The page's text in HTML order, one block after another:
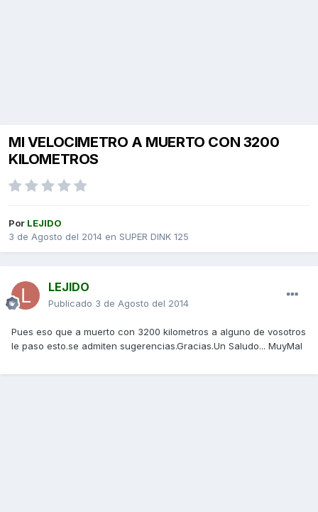
MI VELOCIMETRO A MUERTO CON 3200
KILOMETROS
Por LEJIDO
3 de Agosto del 2014 en SUPER DINK 125
LEJIDO
Publicado 3 de Agosto del 2014
Pues eso que a muerto con 3200 kilometros a alguno de vosotros
le paso esto.se admiten sugerencias.Gracias.Un Saludo... MuyMal